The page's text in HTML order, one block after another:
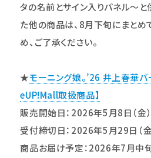
タの名前とサイン入りパネル～
た他の商品は、8月下旬にまとめ
め、ご了承ください。
★モーニング娘。’26 井上春華バ
eUP!Mall取扱商品】
販売開始日：2026年5月8日（金
受付締切日：2026年5月29日（金
商品お届け予定：2026年7月中